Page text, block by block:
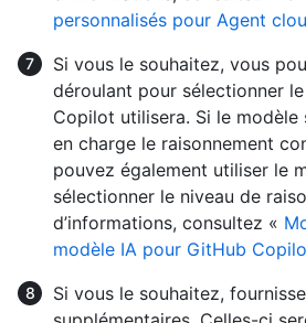
personnalisés pour Agent
Si vous le souhaitez, vous
déroulant pour sélectionner
Copilot utilisera. Si le modèle
en charge le raisonnement
pouvez également utiliser le
sélectionner le niveau de
d’informations, consultez «
modèle IA pour GitHub
Si vous le souhaitez,